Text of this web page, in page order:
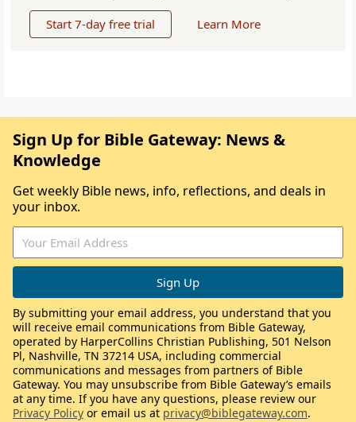
Start 7-day free trial Learn More
Sign Up for Bible Gateway: News &
Knowledge
Get weekly Bible news, info, reflections, and deals in
your inbox.
By submitting your email address, you understand that you
will receive email communications from Bible Gateway,
operated by HarperCollins Christian Publishing, 501 Nelson
Pl, Nashville, TN 37214 USA, including commercial
communications and messages from partners of Bible
Gateway. You may unsubscribe from Bible Gateway’s emails
at any time. If you have any questions, please review our
Privacy Policy or email us at privacy@biblegateway.com.